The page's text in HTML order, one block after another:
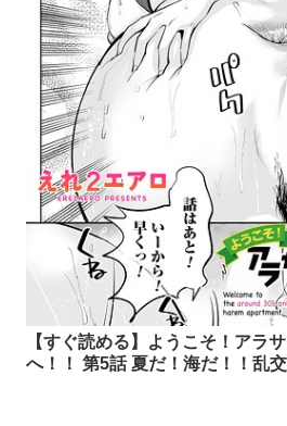
【すぐ読める】ようこそ！アラ
へ！！ 第5話 夏だ！海だ！！乱交